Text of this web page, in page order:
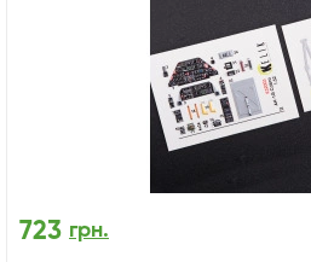
723 грн.